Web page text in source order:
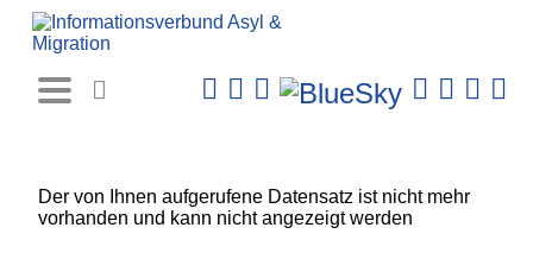
Der von Ihnen aufgerufene Datensatz ist nicht mehr
vorhanden und kann nicht angezeigt werden